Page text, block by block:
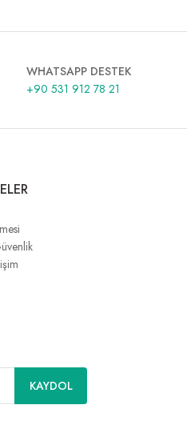
WHATSAPP DESTEK
+90 531 912 78 21
KAYDOL